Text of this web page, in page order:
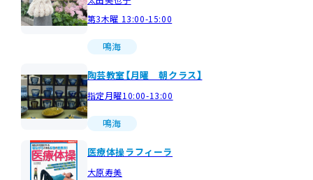
第3木曜 13:00-15:00
鳴海
陶芸教室【月曜 朝クラス】
指定月曜10:00-13:00
鳴海
医療体操ラフィーラ
大原寿美